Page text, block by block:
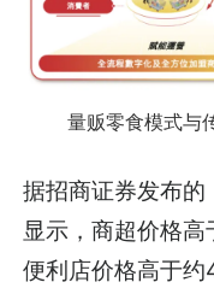
量贩零食模式与
据招商证券发布
显示，商超价格
便利店价格高于